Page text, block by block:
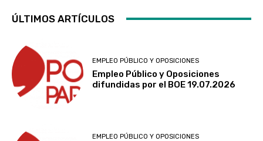
ÚLTIMOS ARTÍCULOS
EMPLEO PÚBLICO Y OPOSICIONES
Empleo Público y Oposiciones
difundidas por el BOE 19.07.2026
EMPLEO PÚBLICO Y OPOSICIONES